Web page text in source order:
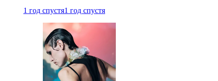
1 год спустя1 год спустя